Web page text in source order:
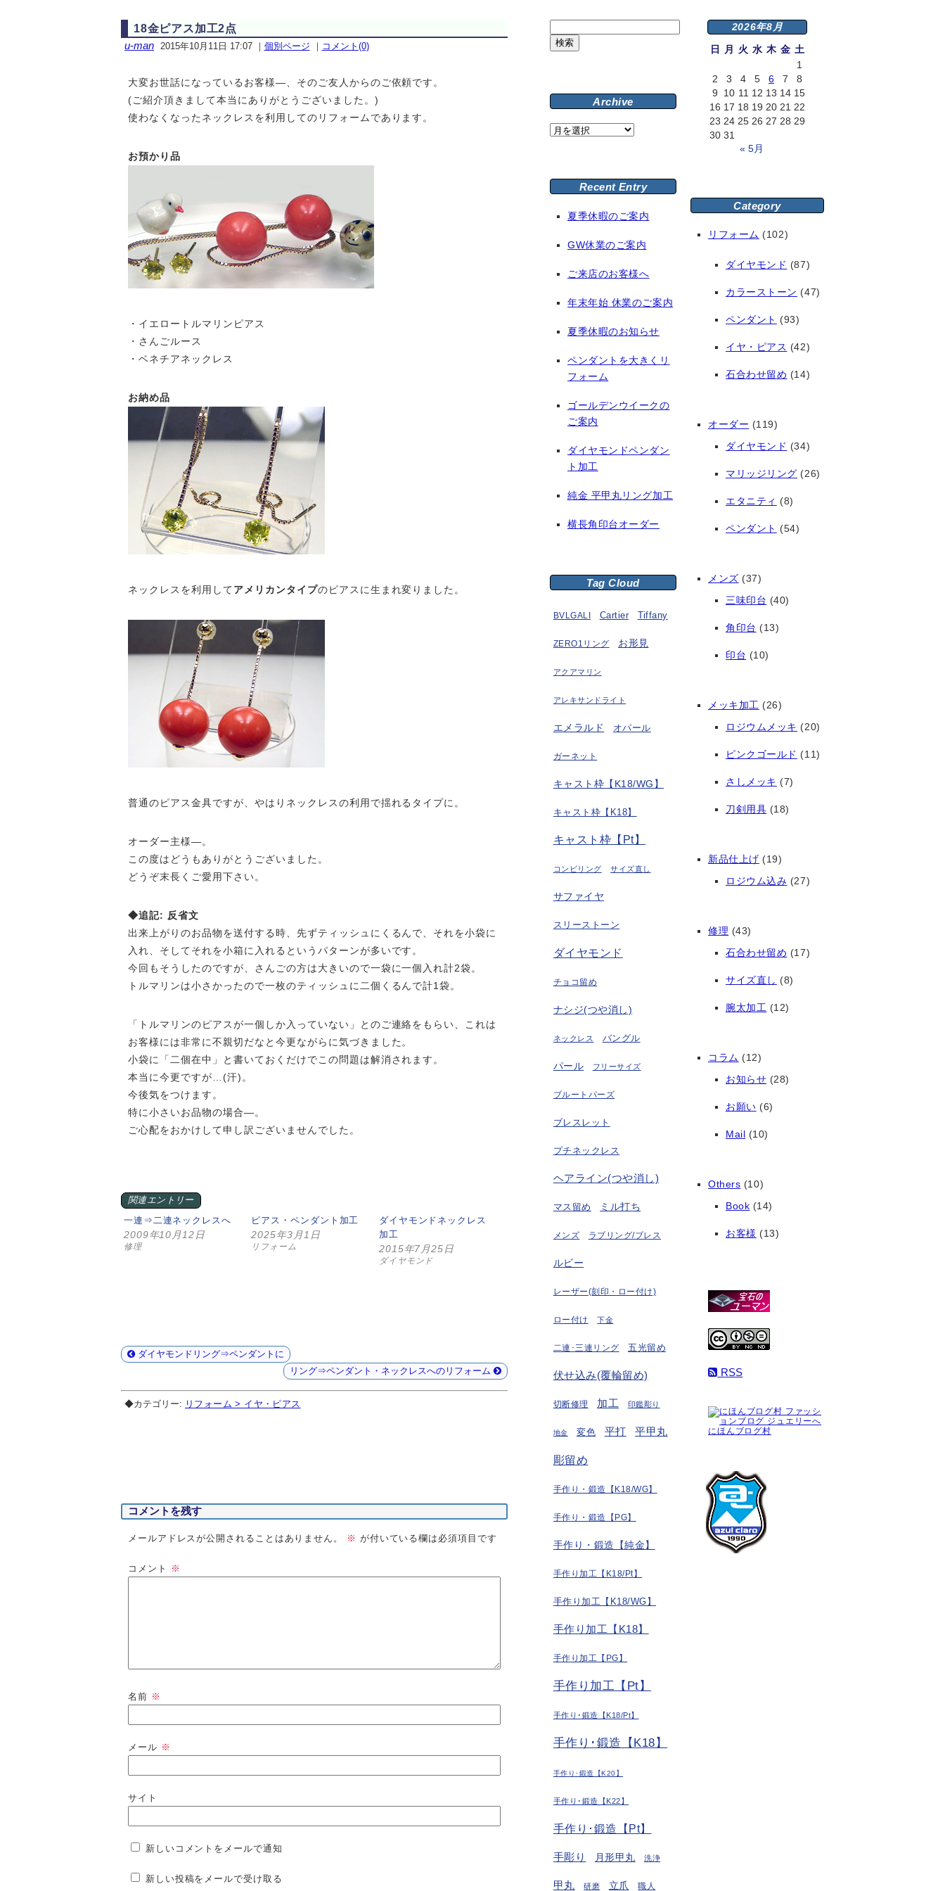
18金ピアス加工2点
u-man 2015年10月11日 17:07｜ 個別ページ ｜ コメント(0)
大変お世話になっているお客様—、そのご友人からのご依頼です。
(ご紹介頂きまして本当にありがとうございました。)
使わなくなったネックレスを利用してのリフォームであります。
お預かり品
・イエロートルマリンピアス
・さんごルース
・ベネチアネックレス
お納め品
ネックレスを利用してアメリカンタイプのピアスに生まれ変りました。
普通のピアス金具ですが、やはりネックレスの利用で揺れるタイプに。
オーダー主様—。
この度はどうもありがとうございました。
どうぞ末長くご愛用下さい。
◆追記: 反省文
出来上がりのお品物を送付する時、先ずティッシュにくるんで、それを小袋に
入れ、そしてそれを小箱に入れるというパターンが多いです。
今回もそうしたのですが、さんごの方は大きいので一袋に一個入れ計2袋。
トルマリンは小さかったので一枚のティッシュに二個くるんで計1袋。
「トルマリンのピアスが一個しか入っていない」とのご連絡をもらい、これは
お客様には非常に不親切だなと今更ながらに気づきました。
小袋に「二個在中」と書いておくだけでこの問題は解消されます。
本当に今更ですが…(汗)。
今後気をつけます。
特に小さいお品物の場合—。
ご心配をおかけして申し訳ございませんでした。
関連エントリー
一連⇒二連ネックレスへ
2009年10月12日
修理
ピアス・ペンダント加工
2025年3月1日
リフォーム
ダイヤモンドネックレス
加工
2015年7月25日
ダイヤモンド
ダイヤモンドリング⇒ペンダントに
リング⇒ペンダント・ネックレスへのリフォーム
◆カテゴリー: リフォーム > イヤ・ピアス
コメントを残す
メールアドレスが公開されることはありません。 ※ が付いている欄は必須項目です
コメント ※
名前 ※
メール ※
サイト
新しいコメントをメールで通知
新しい投稿をメールで受け取る
索:
Archive
Archive
Recent Entry
夏季休暇のご案内
GW休業のご案内
ご来店のお客様へ
年末年始 休業のご案内
夏季休暇のお知らせ
ペンダントを大きくリ
フォーム
ゴールデンウイークの
ご案内
ダイヤモンドペンダン
ト加工
純金 平甲丸リング加工
横長角印台オーダー
Tag Cloud
BVLGALI Cartier Tiffany
ZERO1リング お形見
アクアマリン
アレキサンドライト
エメラルド オパール
ガーネット
キャスト枠【K18/WG】
キャスト枠【K18】
キャスト枠【Pt】
コンビリング サイズ直し
サファイヤ
スリーストーン
ダイヤモンド
チョコ留め
ナシジ(つや消し)
ネックレス バングル
パール フリーサイズ
ブルートパーズ
ブレスレット
プチネックレス
ヘアライン(つや消し)
マス留め ミル打ち
メンズ ラブリング/ブレス
ルビー
レーザー(刻印・ロー付け)
ロー付け 下金
二連･三連リング 五光留め
伏せ込み(覆輪留め)
切断修理 加工 印鑑彫り
地金 変色 平打 平甲丸
彫留め
手作り・鍛造【K18/WG】
手作り・鍛造【PG】
手作り・鍛造【純金】
手作り加工【K18/Pt】
手作り加工【K18/WG】
手作り加工【K18】
手作り加工【PG】
手作り加工【Pt】
手作り･鍛造【K18/Pt】
手作り･鍛造【K18】
手作り･鍛造【K20】
手作り･鍛造【K22】
手作り･鍛造【Pt】
手彫り 月形甲丸 洗浄
甲丸 研磨 立爪 職人
2026年8月
日
月 火 水 木 金 土
1
2
3 4 5 6 7
8
9
10 11 12 13 14 15
16 17 18 19 20 21 22
23 24 25 26 27 28 29
30 31
« 5月
Category
リフォーム (102)
ダイヤモンド (87)
カラーストーン (47)
ペンダント (93)
イヤ・ピアス (42)
石合わせ留め (14)
オーダー (119)
ダイヤモンド (34)
マリッジリング (26)
エタニティ (8)
ペンダント (54)
メンズ (37)
三味印台 (40)
角印台 (13)
印台 (10)
メッキ加工 (26)
ロジウムメッキ (20)
ピンクゴールド (11)
さしメッキ (7)
刀剣用具 (18)
新品仕上げ (19)
ロジウム込み (27)
修理 (43)
石合わせ留め (17)
サイズ直し (8)
腕太加工 (12)
コラム (12)
お知らせ (28)
お願い (6)
Mail (10)
Others (10)
Book (14)
お客様 (13)
RSS
にほんブログ村